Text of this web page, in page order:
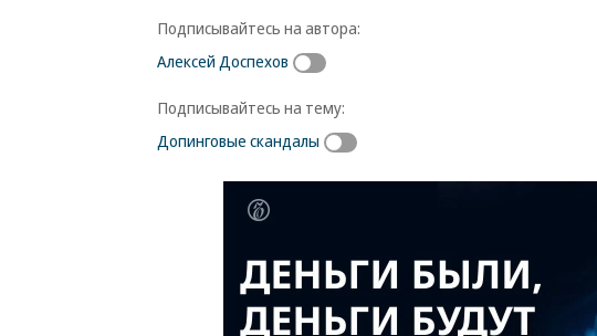
Подписывайтесь на автора:
Алексей Доспехов
Подписывайтесь на тему:
Допинговые скандалы